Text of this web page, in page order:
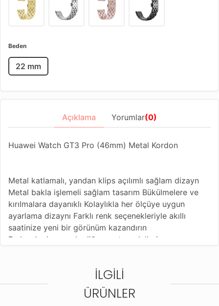
Beden
22 mm
Açıklama Yorumlar(0)
Huawei Watch GT3 Pro (46mm) Metal Kordon
Metal katlamalı, yandan klips açılımlı sağlam dizayn
Metal bakla işlemeli sağlam tasarım Bükülmelere ve
kırılmalara dayanıklı Kolaylıkla her ölçüye uygun
ayarlama dizaynı Farklı renk seçenekleriyle akıllı
saatinize yeni bir görünüm kazandırın
Bu kordonla uyumlu diğer saat modelleri;
Amazfit Cheetah (Round)
Amazfit Cheetah Pro
İLGILI
ÜRÜNLER